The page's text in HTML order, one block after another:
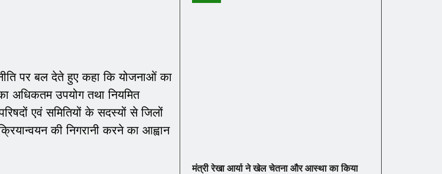
पर बल देते हुए कहा कि योजनाओं का
अधिकतम उपयोग तथा नियमित
एवं समितियों के सदस्यों से जिलों
की निगरानी करने का आह्वान
मंत्री रेखा आर्या ने खेल चेतना और आस्था का किया